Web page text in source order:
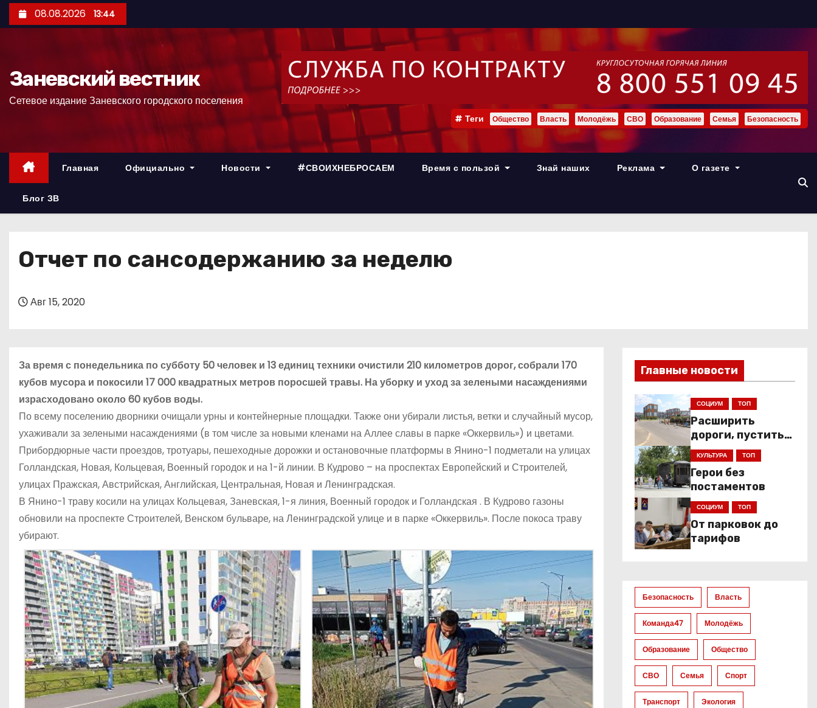
е
р
08.08.2026 13:44
Заневский вестник
Сетевое издание Заневского городского поселения
Теги Общество Власть Молодёжь СВО Образование Семья Безопасность
Главная Официально Новости #СВОИХНЕБРОСАЕМ Время с пользой Знай наших Реклама О газете
Блог ЗВ
Отчет по сансодержанию за неделю
Авг 15, 2020
За время с понедельника по субботу 50 человек и 13 единиц техники очистили 210 километров дорог, собрали 170
кубов мусора и покосили 17 000 квадратных метров поросшей травы. На уборку и уход за зелеными насаждениями
израсходовано около 60 кубов воды.
По всему поселению дворники очищали урны и контейнерные площадки. Также они убирали листья, ветки и случайный мусор,
ухаживали за зелеными насаждениями (в том числе за новыми кленами на Аллее славы в парке «Оккервиль») и цветами.
Прибордюрные части проездов, тротуары, пешеходные дорожки и остановочные платформы в Янино-1 подметали на улицах
Голландская, Новая, Кольцевая, Военный городок и на 1-й линии. В Кудрово – на проспектах Европейский и Строителей,
улицах Пражская, Австрийская, Английская, Центральная, Новая и Ленинградская.
В Янино-1 траву косили на улицах Кольцевая, Заневская, 1-я линия, Военный городок и Голландская . В Кудрово газоны
обновили на проспекте Строителей, Венском бульваре, на Ленинградской улице и в парке «Оккервиль». После покоса траву
убирают.
Главные новости
СОЦИУМ ТОП
Расширить
дороги, пустить
низкопольники
КУЛЬТУРА ТОП
Герои без
постаментов
СОЦИУМ ТОП
От парковок до
тарифов
Безопасность Власть
Команда47 Молодёжь
Образование Общество
СВО Семья Спорт
Транспорт Экология